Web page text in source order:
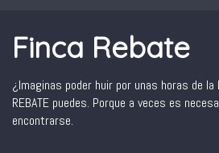
Finca Rebate
¿Imaginas poder huir por unas horas de la
REBATE puedes. Porque a veces es
encontrarse.